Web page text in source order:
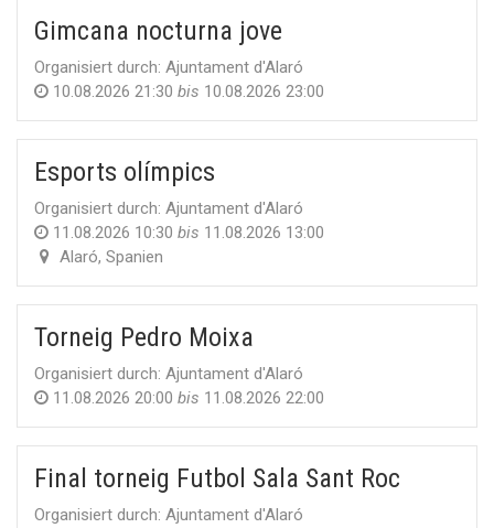
Gimcana nocturna jove
Organisiert durch: Ajuntament d'Alaró
10.08.2026 21:30 bis 10.08.2026 23:00
Esports olímpics
Organisiert durch: Ajuntament d'Alaró
11.08.2026 10:30 bis 11.08.2026 13:00
Alaró,Spanien
Torneig Pedro Moixa
Organisiert durch: Ajuntament d'Alaró
11.08.2026 20:00 bis 11.08.2026 22:00
Final torneig Futbol Sala Sant Roc
Organisiert durch: Ajuntament d'Alaró